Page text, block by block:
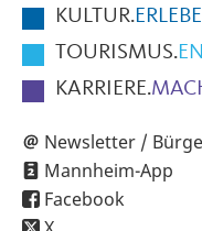
KULTUR.
TOURISMUS.
KARRIERE.
Newsletter /
Mannheim-App
Facebook